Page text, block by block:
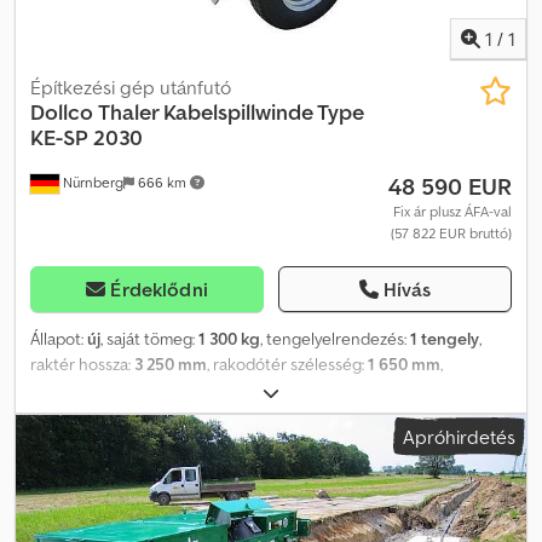
1 / 1
Nürnberg 666 km
Építkezési gép utánfutó
DollcoThaler Kabelspillwinde Type
KE-SP 2030
48 590 EUR
Fix ár plusz ÁFA-val
(57 822 EUR bruttó)
Érdeklődni Hívás
Állapot:új, saját tömeg:1 300 kg, tengelyelrendezés:1 tengely,
raktér hossza: 3 250 mm, rakodótér szélesség:1 650 mm,
, felfüggesztés:
Gyártási év:2024, Felszereltség:utánfutó vonófej, volt balesete,
Thaler csörlő KE-SP 2030 - Húzóerő: 3000 daN - Egytengelyes
alváz egyenes vonórúddal - Elektronikus TM 3000 mérőműszer
USB-csatlakozóval és memóriastickkel - 3 hengeres dízelmotor,
15,4 kW, Stage V - Zárható acéllemez burkolat a védelem
Apróhirdetés